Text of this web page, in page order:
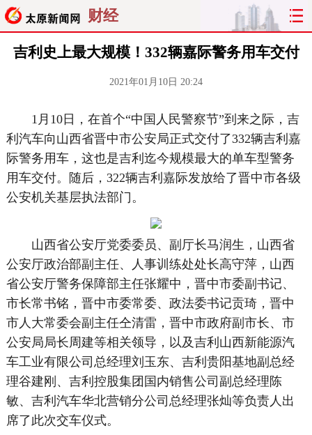
财经
吉利史上最大规模！332辆嘉际警务用车交付
2021年01月10日 20:24
1月10日，在首个“中国人民警察节”到来之际，吉
利汽车向山西省晋中市公安局正式交付了332辆吉利嘉
际警务用车，这也是吉利迄今规模最大的单车型警务
用车交付。随后，322辆吉利嘉际发放给了晋中市各级
公安机关基层执法部门。
山西省公安厅党委委员、副厅长马润生，山西省
公安厅政治部副主任、人事训练处处长高守萍，山西
省公安厅警务保障部主任张耀中，晋中市委副书记、
市长常书铭，晋中市委常委、政法委书记贡琦，晋中
市人大常委会副主任仝清雷，晋中市政府副市长、市
公安局局长周建等相关领导，以及吉利山西新能源汽
车工业有限公司总经理刘玉东、吉利贵阳基地副总经
理谷建刚、吉利控股集团国内销售公司副总经理陈
敏、吉利汽车华北营销分公司总经理张灿等负责人出
席了此次交车仪式。